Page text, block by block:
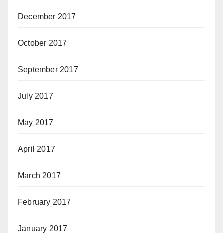
December 2017
October 2017
September 2017
July 2017
May 2017
April 2017
March 2017
February 2017
January 2017